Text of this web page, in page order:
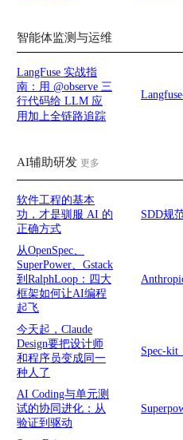
智能体监测与运维
LangFuse 实战指
南：用 @observe 三
行代码给 LLM 应
用加上全链路追踪
AI辅助研发 更多
软件工程的基本
功，才是驯服 AI 的
正确方式
SDD规
从OpenSpec、
SuperPower、Gstack
到RalphLoop：四大
框架如何让AI编程
起飞
今天起，Claude
Design要把设计师
和程序员变成同一
种人了
Spec-
AI Coding与单元测
试的协同进化：从
验证到驱动